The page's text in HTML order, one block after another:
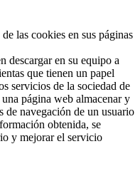
las cookies en sus páginas
descargar en su equipo a
que tienen un papel
servicios de la sociedad de
página web almacenar y
de navegación de un usuario
obtenida, se
y mejorar el servicio